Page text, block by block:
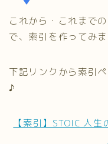
これから・これまで
で、索引を作ってみま
下記リンクから索引
♪
【索引】STOIC 人